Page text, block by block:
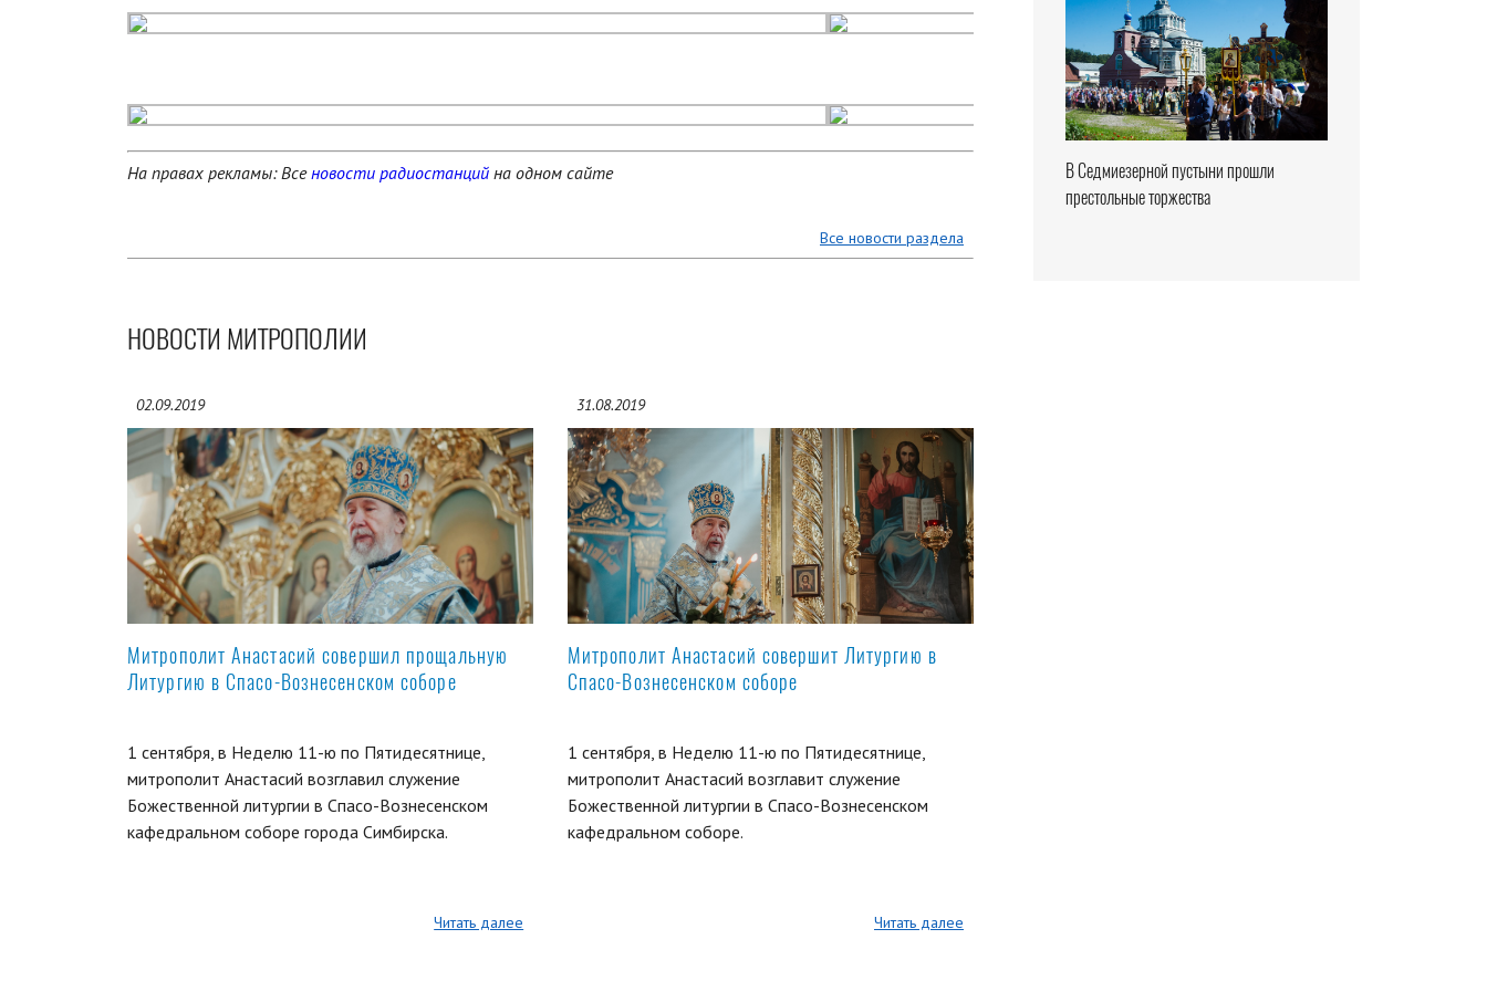
В Седмиезерной пустыни прошли
престольные торжества
На правах рекламы: Всеновости радиостанций на одном сайте
Все новости раздела
НОВОСТИ МИТРОПОЛИИ
02.09.2019
Митрополит Анастасий совершил прощальную
Литургию в Спасо-Вознесенском соборе
1 сентября, в Неделю 11-ю по Пятидесятнице,
митрополит Анастасий возглавил служение
Божественной литургии в Спасо-Вознесенском
кафедральном соборе города Симбирска.
Читать далее
31.08.2019
Митрополит Анастасий совершит Литургию в
Спасо-Вознесенском соборе
1 сентября, в Неделю 11-ю по Пятидесятнице,
митрополит Анастасий возглавит служение
Божественной литургии в Спасо-Вознесенском
кафедральном соборе.
Читать далее